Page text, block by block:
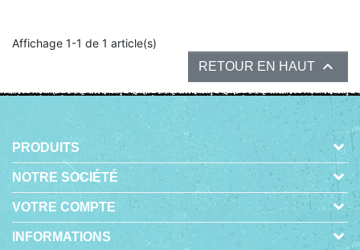
Affichage 1-1 de 1 article(s)
RETOUR EN HAUT 
PRODUITS
NOTRE SOCIÉTÉ
VOTRE COMPTE
INFORMATIONS